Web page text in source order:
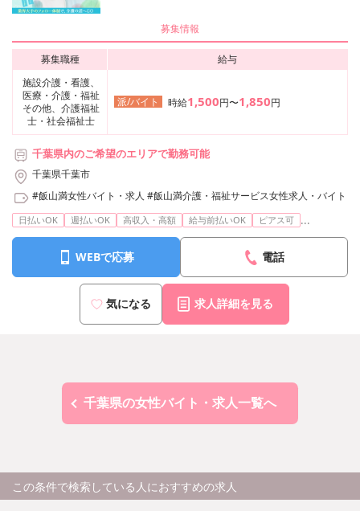
募集情報
募集職種
給与
施設介護・看護、
医療・介護・福祉
その他、介護福祉
士・社会福祉士
派/バイト 時給1,500円〜1,850円
千葉県内のご希望のエリアで勤務可能
千葉県千葉市
#飯山満女性バイト・求人 #飯山満介護・福祉サービス女性求人・バイト
日払いOK 週払いOK 高収入・高額 給与前払いOK ピアス可 ...
WEBで応募 電話
気になる 求人詳細を見る
千葉県の女性バイト・求人一覧へ
この条件で検索している人におすすめの求人